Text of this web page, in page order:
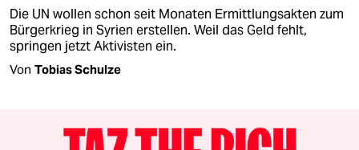
Die UN wollen schon seit Monaten Ermittlungsakten zum
Bürgerkrieg in Syrien erstellen. Weil das Geld fehlt,
springen jetzt Aktivisten ein.
Von Tobias Schulze